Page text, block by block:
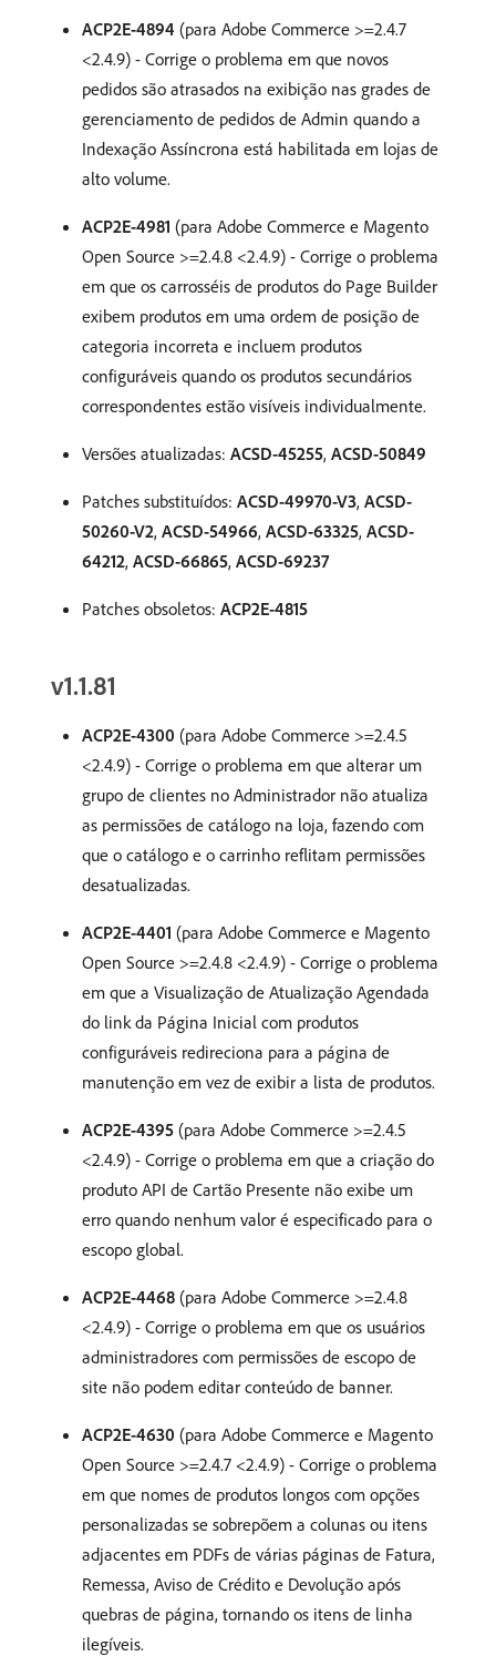
ACP2E-4894 (para Adobe Commerce >=2.4.7
<2.4.9) - Corrige o problema em que novos
pedidos são atrasados na exibição nas grades de
gerenciamento de pedidos de Admin quando a
Indexação Assíncrona está habilitada em lojas de
alto volume.
ACP2E-4981 (para Adobe Commerce e Magento
Open Source >=2.4.8 <2.4.9) - Corrige o problema
em que os carrosséis de produtos do Page Builder
exibem produtos em uma ordem de posição de
categoria incorreta e incluem produtos
configuráveis quando os produtos secundários
correspondentes estão visíveis individualmente.
Versões atualizadas: ACSD-45255, ACSD-50849
Patches substituídos: ACSD-49970-V3, ACSD-
50260-V2, ACSD-54966, ACSD-63325, ACSD-
64212, ACSD-66865, ACSD-69237
Patches obsoletos: ACP2E-4815
v1.1.81
ACP2E-4300 (para Adobe Commerce >=2.4.5
<2.4.9) - Corrige o problema em que alterar um
grupo de clientes no Administrador não atualiza
as permissões de catálogo na loja, fazendo com
que o catálogo e o carrinho reflitam permissões
desatualizadas.
ACP2E-4401 (para Adobe Commerce e Magento
Open Source >=2.4.8 <2.4.9) - Corrige o problema
em que a Visualização de Atualização Agendada
do link da Página Inicial com produtos
configuráveis redireciona para a página de
manutenção em vez de exibir a lista de produtos.
ACP2E-4395 (para Adobe Commerce >=2.4.5
<2.4.9) - Corrige o problema em que a criação do
produto API de Cartão Presente não exibe um
erro quando nenhum valor é especificado para o
escopo global.
ACP2E-4468 (para Adobe Commerce >=2.4.8
<2.4.9) - Corrige o problema em que os usuários
administradores com permissões de escopo de
site não podem editar conteúdo de banner.
ACP2E-4630 (para Adobe Commerce e Magento
Open Source >=2.4.7 <2.4.9) - Corrige o problema
em que nomes de produtos longos com opções
personalizadas se sobrepõem a colunas ou itens
adjacentes em PDFs de várias páginas de Fatura,
Remessa, Aviso de Crédito e Devolução após
quebras de página, tornando os itens de linha
ilegíveis.